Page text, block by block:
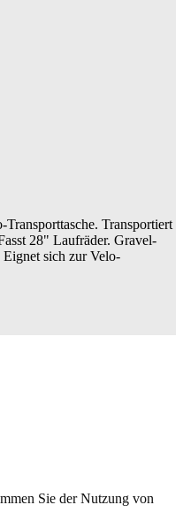
Transportiert
28" Laufräder. Gravel-
sich zur Velo-
Sie der Nutzung von